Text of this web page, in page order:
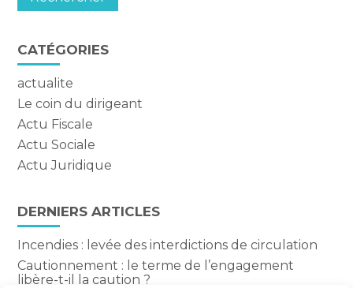
CATÉGORIES
actualite
Le coin du dirigeant
Actu Fiscale
Actu Sociale
Actu Juridique
DERNIERS ARTICLES
Incendies : levée des interdictions de circulation
Cautionnement : le terme de l’engagement
libère-t-il la caution ?